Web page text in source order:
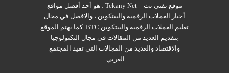
نموذجاً هبوطياً، تم دمج القمة المزدوجة مع تباعد هبوطي في مؤشر
القوة النسبية اليومي
RSI(الخط الأخضر). لذلك، فإن الرفض
والنقصان هما المخطط الأكثر احتمالا للحركة المستقبلية.
موقع تقني نت – Tekany Net : هو أحد أفضل مواقع
أخبار العملات الرقمية والبيتكوين ، والافضل في مجال
تعليم العملات الرقمية والبيتكوين BTC. كما يهتم الموقع
بتقديم العديد من المقالات في مجال التكنولوجيا
والاقتصاد والعديد من المجالات التي تفيد المجتمع
العربي.